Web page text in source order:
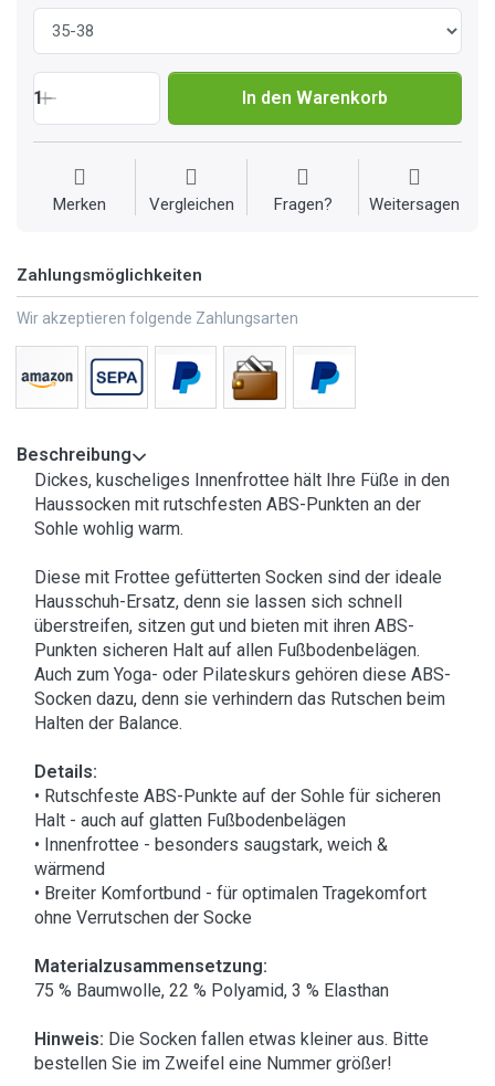
1 In den Warenkorb
Merken Vergleichen Fragen? Weitersagen
Zahlungsmöglichkeiten
Wir akzeptieren folgende Zahlungsarten
Beschreibung
Dickes, kuscheliges Innenfrottee hält Ihre Füße in den
Haussocken mit rutschfesten ABS-Punkten an der
Sohle wohlig warm.
Diese mit Frottee gefütterten Socken sind der ideale
Hausschuh-Ersatz, denn sie lassen sich schnell
überstreifen, sitzen gut und bieten mit ihren ABS-
Punkten sicheren Halt auf allen Fußbodenbelägen.
Auch zum Yoga- oder Pilateskurs gehören diese ABS-
Socken dazu, denn sie verhindern das Rutschen beim
Halten der Balance.
Details:
• Rutschfeste ABS-Punkte auf der Sohle für sicheren
Halt - auch auf glatten Fußbodenbelägen
• Innenfrottee - besonders saugstark, weich &
wärmend
• Breiter Komfortbund - für optimalen Tragekomfort
ohne Verrutschen der Socke
Materialzusammensetzung:
75 % Baumwolle, 22 % Polyamid, 3 % Elasthan
Hinweis: Die Socken fallen etwas kleiner aus. Bitte
bestellen Sie im Zweifel eine Nummer größer!